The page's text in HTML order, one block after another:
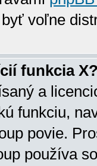
voľne
funkcia
a
funkciu,
povie.
používa